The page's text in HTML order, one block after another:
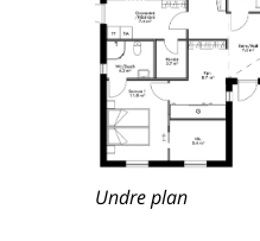
Undre plan